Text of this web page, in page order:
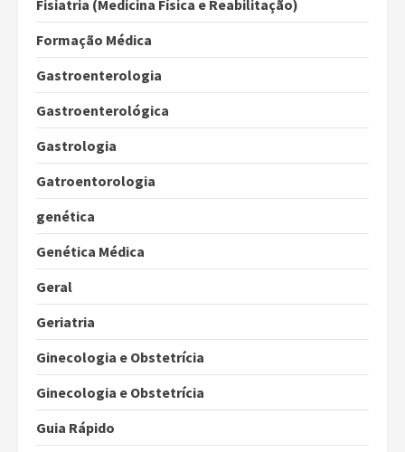
Fisiatria (Medicina Física e Reabilitação)
Formação Médica
Gastroenterologia
Gastroenterológica
Gastrologia
Gatroentorologia
genética
Genética Médica
Geral
Geriatria
Ginecologia e Obstetrícia
Ginecologia e Obstetrícia
Guia Rápido